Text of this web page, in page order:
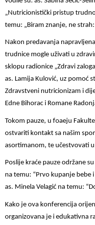
„Nutricionistički pristup
temu: „Biram znanje, ne
Nakon predavanja
trudnice mogle uživati u
sklopu radionice „Zdravi
as. Lamija Kulović, uz pomoć
Zdravstveni nutricionizam i
Edne Bihorac i Romane
Tokom pauze, u foaeju
ostvariti kontakt sa našim
asortimanom, te učestvovati
Poslije kraće pauze održane
na temu: “Prvo kupanje bebe
as. Minela Velagić na temu:
Kako je ova konferencija
organizovana je i edukativna